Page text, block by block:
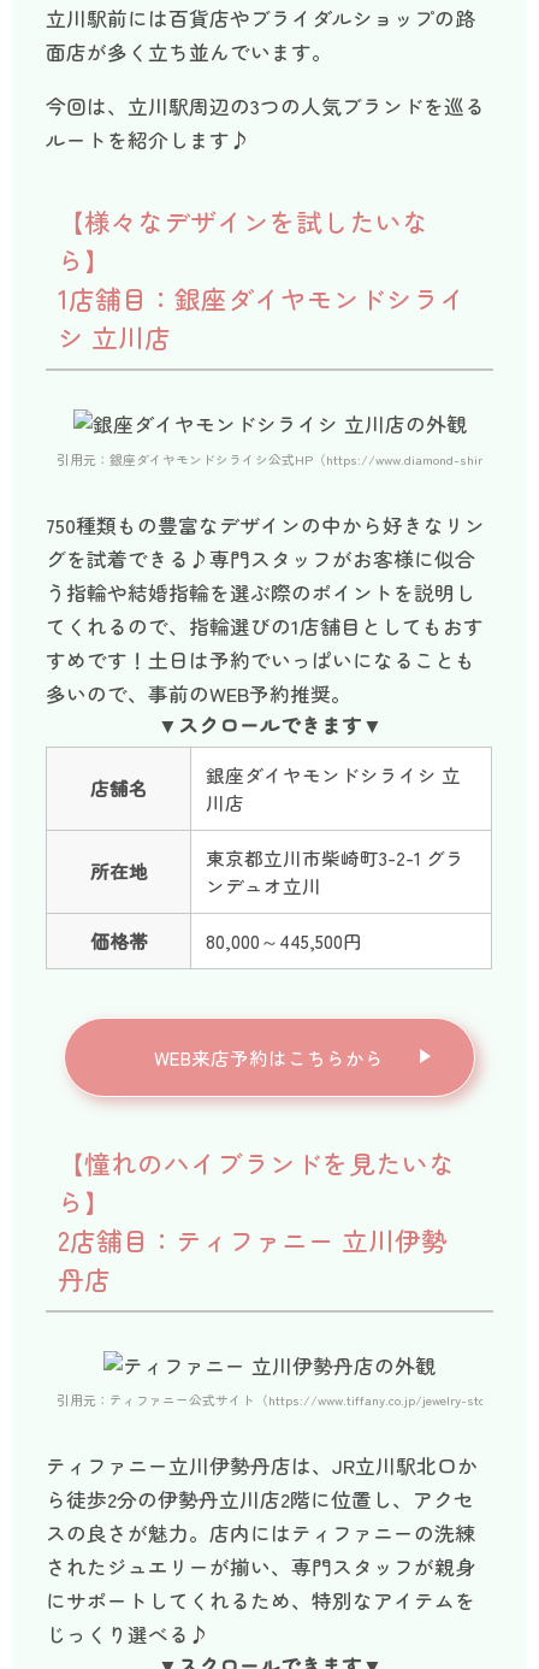
立川駅前には百貨店やブライダルショップの路
面店が多く立ち並んでいます。
今回は、立川駅周辺の3つの人気ブランドを巡る
ルートを紹介します♪
【様々なデザインを試したいな
ら】
1店舗目：銀座ダイヤモンドシライ
シ 立川店
引用元：銀座ダイヤモンドシライシ公式HP（https://www.diamond-
750種類もの豊富なデザインの中から好きなリン
グを試着できる♪専門スタッフがお客様に似合
う指輪や結婚指輪を選ぶ際のポイントを説明し
てくれるので、指輪選びの1店舗目としてもおす
すめです！土日は予約でいっぱいになることも
多いので、事前のWEB予約推奨。
店舗名
銀座ダイヤモンドシライシ 立
川店
所在地
東京都立川市柴崎町3-2-1 グラ
ンデュオ立川
価格帯 80,000～445,500円
WEB来店予約はこちらから
【憧れのハイブランドを見たいな
ら】
2店舗目：ティファニー 立川伊勢
丹店
引用元：ティファニー公式サイト（https://www.tiffany.co.jp/jewelry-stores/
ティファニー立川伊勢丹店は、JR立川駅北口か
ら徒歩2分の伊勢丹立川店2階に位置し、アクセ
スの良さが魅力。店内にはティファニーの洗練
されたジュエリーが揃い、専門スタッフが親身
にサポートしてくれるため、特別なアイテムを
じっくり選べる♪